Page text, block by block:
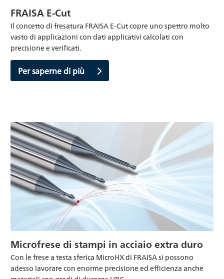
FRAISA E-Cut
Il concetto di fresatura FRAISA E-Cut copre uno spettro molto
vasto di applicazioni con dati applicativi calcolati con
precisione e verificati.
Per saperne di più
Microfrese di stampi in acciaio extra duro
Con le frese a testa sferica MicroHX di FRAISA si possono
adesso lavorare con enorme precisione ed efficienza anche